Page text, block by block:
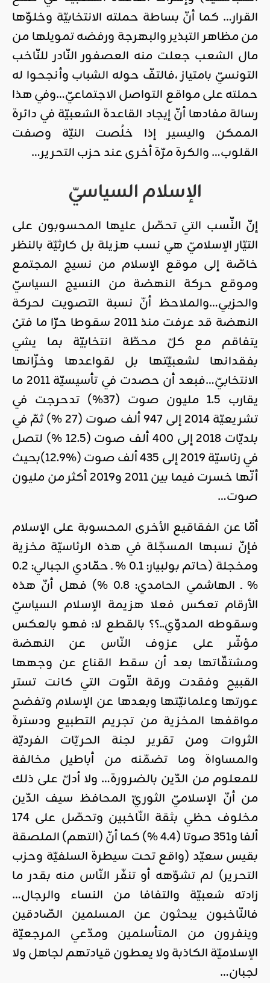
القرار… كما أنّ بساطة حملته الانتخابيّة وخلوّها
من مظاهر التبذير والبهرجة ورفضه تمويلها من
مال الشعب جعلت منه العصفور النّادر للنّاخب
التونسيّ بامتياز ،فالتفّ حوله الشباب وأنجحوا له
حملته على مواقع التواصل الاجتماعيّ…وفي هذا
رسالة مفادها أنّ إيجاد القاعدة الشعبيّة في دائرة
الممكن واليسير إذا خلُصت النيّة وصفت
القلوب… والكرة مرّة أخرى عند حزب التحرير…
الإسلام السياسيّ
إنّ النِّسب التي تحصّل عليها المحسوبون على
التيّار الإسلاميّ هي نسب هزيلة بل كارثيّة بالنظر
خاصّة إلى موقع الإسلام من نسيج المجتمع
وموقع حركة النهضة من النسيج السياسيّ
والحزبي…والملاحظ أنّ نسبة التصويت لحركة
النهضة قد عرفت منذ 2011 سقوطا حرّا ما فتئ
يتفاقم مع كلّ محطّة انتخابيّة بما يشي
بفقدانها لشعبيّتها بل لقواعدها وخزّانها
الانتخابيّ…فبعد أن حصدت في تأسيسيّة 2011 ما
يقارب 1.5 مليون صوت (37%) تدحرجت في
تشريعيّة 2014 إلى 947 ألف صوت (27 %) ثمّ في
بلديّات 2018 إلى 400 ألف صوت (12.5 %) لتصل
في رئاسيّة 2019 إلى 435 ألف صوت (%12.9)بحيث
أنّها خسرت فيما بين 2011 و2019 أكثر من مليون
صوت…
أمّا عن الفقاقيع الأخرى المحسوبة على الإسلام
فإنّ نسبها المسجّلة في هذه الرئاسيّة مخزية
ومخجلة (حاتم بولبيار: 0.1 % ـ حمّادي الجبالي: 0.2
% ـ الهاشمي الحامدي: 0.8 %) فهل أنّ هذه
الأرقام تعكس فعلا هزيمة الإسلام السياسيّ
وسقوطه المدوّي..؟؟ بالقطع لا: فهو بالعكس
مؤشّر على عزوف النّاس عن النهضة
ومشتقّاتها بعد أن سقط القناع عن وجهها
القبيح وفقدت ورقة التّوت التي كانت تستر
عورتها وعلمانيّتها وبعدها عن الإسلام وتفضح
مواقفها المخزية من تجريم التطبيع ودسترة
الثروات ومن تقرير لجنة الحريّات الفرديّة
والمساواة وما تضمّنه من أباطيل مخالفة
للمعلوم من الدّين بالضرورة… ولا أدلّ على ذلك
من أنّ الإسلاميّ الثوريّ المحافظ سيف الدّين
مخلوف حظي بثقة النّاخبين وتحصّل على 174
ألفا و351 صوتا (4.4 %) كما أنّ (التهم) الملصقة
بقيس سعيّد (واقع تحت سيطرة السلفيّة وحزب
التحرير) لم تشوّهه أو تنفّر النّاس منه بقدر ما
زادته شعبيّة والتفافا من النساء والرجال…
فالنّاخبون يبحثون عن المسلمين الصّادقين
وينفرون من المتأسلمين ومدّعي المرجعيّة
الإسلاميّة الكاذبة ولا يعطون قيادتهم لجاهل ولا
لجبان…